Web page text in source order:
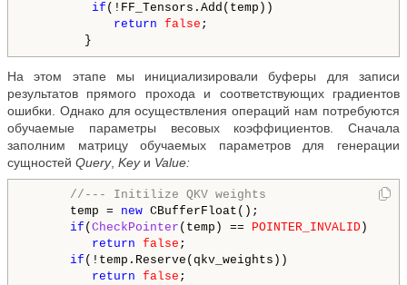
if (!FF_Tensors.Add(temp))
return false ;
На этом этапе мы инициализировали буферы для записи
результатов прямого прохода и соответствующих градиентов
ошибки. Однако для осуществления операций нам потребуются
обучаемые параметры весовых коэффициентов. Сначала
заполним матрицу обучаемых параметров для генерации
сущностей Query, Keyи Value:
//--- Initilize QKV weights
temp = new CBufferFloat();
if ( CheckPointer (temp) == POINTER_INVALID )
return false ;
if (!temp.Reserve(qkv_weights))
return false ;